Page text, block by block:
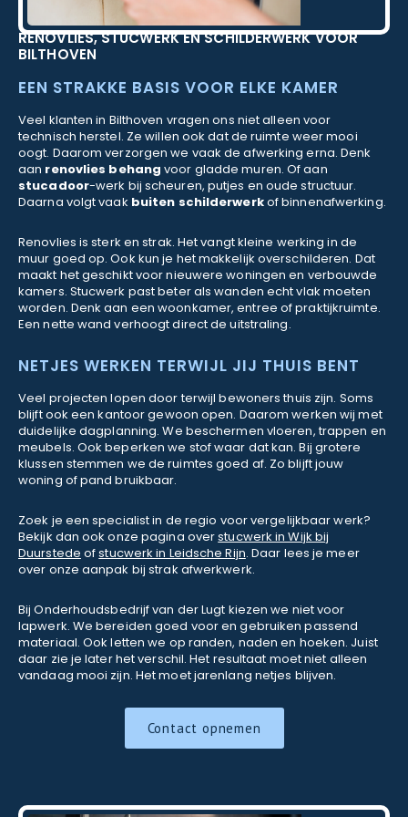
RENOVLIES, STUCWERK EN SCHILDERWERK VOOR
BILTHOVEN
EEN STRAKKE BASIS VOOR ELKE KAMER
Veel klanten in Bilthoven vragen ons niet alleen voor
technisch herstel. Ze willen ook dat de ruimte weer mooi
oogt. Daarom verzorgen we vaak de afwerking erna. Denk
aan renovlies behang voor gladde muren. Of aan
stucadoor-werk bij scheuren, putjes en oude structuur.
Daarna volgt vaak buiten schilderwerkof binnenafwerking.
Renovlies is sterk en strak. Het vangt kleine werking in de
muur goed op. Ook kun je het makkelijk overschilderen. Dat
maakt het geschikt voor nieuwere woningen en verbouwde
kamers. Stucwerk past beter als wanden echt vlak moeten
worden. Denk aan een woonkamer, entree of praktijkruimte.
Een nette wand verhoogt direct de uitstraling.
NETJES WERKEN TERWIJL JIJ THUIS BENT
Veel projecten lopen door terwijl bewoners thuis zijn. Soms
blijft ook een kantoor gewoon open. Daarom werken wij met
duidelijke dagplanning. We beschermen vloeren, trappen en
meubels. Ook beperken we stof waar dat kan. Bij grotere
klussen stemmen we de ruimtes goed af. Zo blijft jouw
woning of pand bruikbaar.
Zoek je een specialist in de regio voor vergelijkbaar werk?
Bekijk dan ook onze pagina overstucwerk in Wijk bij
Duurstede ofstucwerk in Leidsche Rijn. Daar lees je meer
over onze aanpak bij strak afwerkwerk.
Bij Onderhoudsbedrijf van der Lugt kiezen we niet voor
lapwerk. We bereiden goed voor en gebruiken passend
materiaal. Ook letten we op randen, naden en hoeken. Juist
daar zie je later het verschil. Het resultaat moet niet alleen
vandaag mooi zijn. Het moet jarenlang netjes blijven.
Contact opnemen